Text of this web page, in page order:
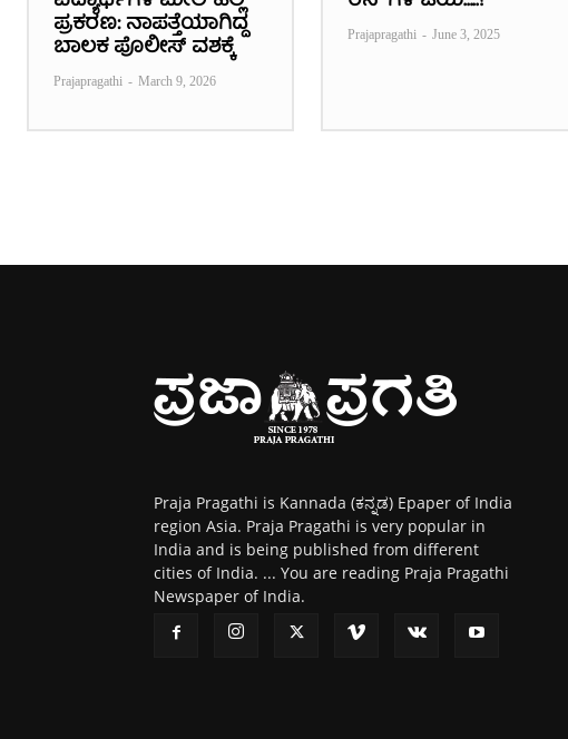
ಪ್ರಕರಣ: ನಾಪತ್ತೆಯಾಗಿದ್ದ
ಬಾಲಕ ಪೊಲೀಸ್ ವಶಕ್ಕೆ
Prajapragathi - March 9, 2026
Prajapragathi - June 3, 2025
Praja Pragathi is Kannada (ಕನ್ನಡ) Epaper of India
region Asia. Praja Pragathi is very popular in
India and is being published from different
cities of India. ... You are reading Praja Pragathi
Newspaper of India.